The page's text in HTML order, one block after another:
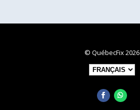
© QuébecFix 2026